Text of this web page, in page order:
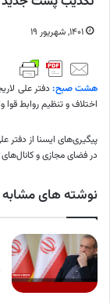
۱۴۰۱, شهریور ۱۹
هشت صبح: دفتر علی
اختلاف و تنظیم روابط
پیگیری‌های ایسنا از دفتر
در فضای مجازی و
نوشته های مشابه